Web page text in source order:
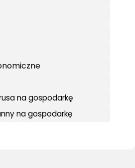
na gospodarkę
na gospodarkę